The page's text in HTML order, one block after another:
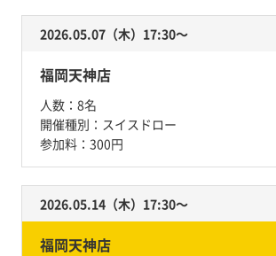
2026.05.07（木）17:30〜
福岡天神店
人数： 8名
開催種別： スイスドロー
参加料： 300円
2026.05.14（木）17:30〜
福岡天神店